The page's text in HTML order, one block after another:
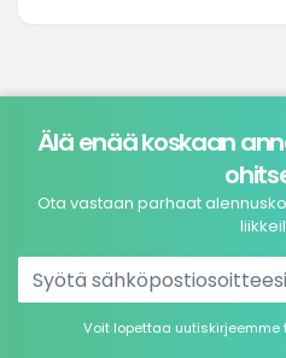
Älä enää koskaan
Ota vastaan parhaat
Voit lopettaa